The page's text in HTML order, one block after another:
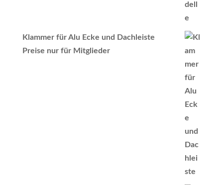
Klammer für Alu Ecke und Dachleiste
Preise nur für Mitglieder